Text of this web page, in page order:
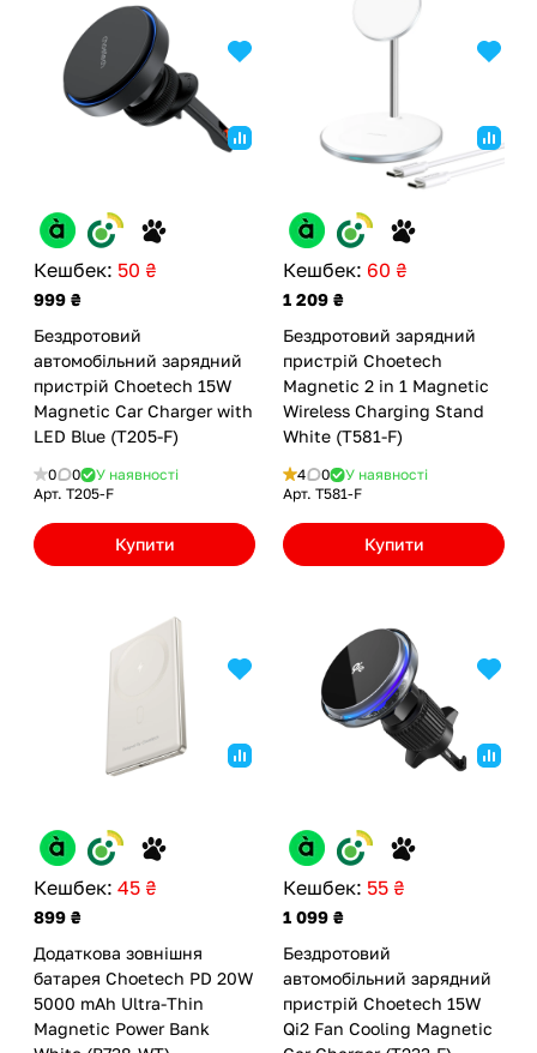
Кешбек: 50 ₴
999 ₴
Бездротовий
автомобільний зарядний
пристрій Choetech 15W
Magnetic Сar Сharger with
LED Blue (T205-F)
0 0
У наявності
Арт. T205-F
Купити
Кешбек: 60 ₴
1 209 ₴
Бездротовий зарядний
пристрій Choetech
Magnetic 2 in 1 Magnetic
Wireless Charging Stand
White (T581-F)
4 0
У наявності
Арт. T581-F
Купити
Кешбек: 45 ₴
899 ₴
Додаткова зовнішня
батарея Choetech PD 20W
5000 mAh Ultra-Thin
Magnetic Power Bank
Кешбек: 55 ₴
1 099 ₴
Бездротовий
автомобільний зарядний
пристрій Choetech 15W
Qi2 Fan Cooling Magnetic